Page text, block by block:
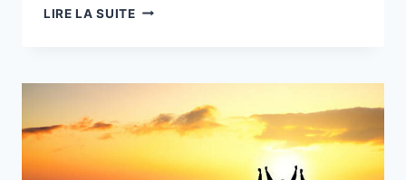
LIRE LA SUITEJNANA
YOGA
KARMA